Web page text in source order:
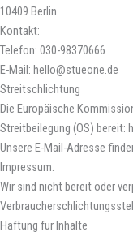
10409 Berlin
Kontakt:
Telefon: 030-98370666
E-Mail: hello@stueone.de
Streitschlichtung
Die Europäische
Streitbeilegung (OS)
Unsere E-Mail-Adresse
Impressum.
Wir sind nicht bereit oder
Haftung für Inhalte